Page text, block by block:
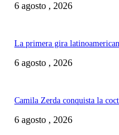
6 agosto , 2026
La primera gira
6 agosto , 2026
Camila Zerda conquista la
6 agosto , 2026